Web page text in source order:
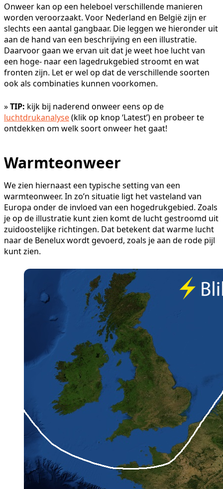
Onweer kan op een heleboel verschillende manieren
worden veroorzaakt. Voor Nederland en België zijn er
slechts een aantal gangbaar. Die leggen we hieronder uit
aan de hand van een beschrijving en een illustratie.
Daarvoor gaan we ervan uit dat je weet hoe lucht van
een hoge- naar een lagedrukgebied stroomt en wat
fronten zijn. Let er wel op dat de verschillende soorten
ook als combinaties kunnen voorkomen.
»TIP: kijk bij naderend onweer eens op de
luchtdrukanalyse(klik op knop ‘Latest’) en probeer te
ontdekken om welk soort onweer het gaat!
Warmteonweer
We zien hiernaast een typische setting van een
warmteonweer. In zo’n situatie ligt het vasteland van
Europa onder de invloed van een hogedrukgebied. Zoals
je op de illustratie kunt zien komt de lucht gestroomd uit
zuidoostelijke richtingen. Dat betekent dat warme lucht
naar de Benelux wordt gevoerd, zoals je aan de rode pijl
kunt zien.